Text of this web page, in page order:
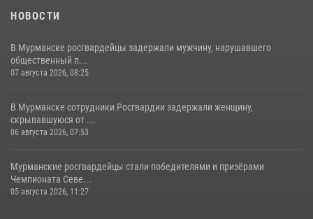
НОВОСТИ
В Мурманске росгвардейцы задержали мужчину, нарушавшего
общественный п...
07 августа 2026, 08:25
В Мурманске сотрудники Росгвардии задержали женщину,
скрывавшуюся от ...
06 августа 2026, 07:53
Мурманские росгвардейцы стали победителями и призёрами
Чемпионата Севе...
05 августа 2026, 11:27